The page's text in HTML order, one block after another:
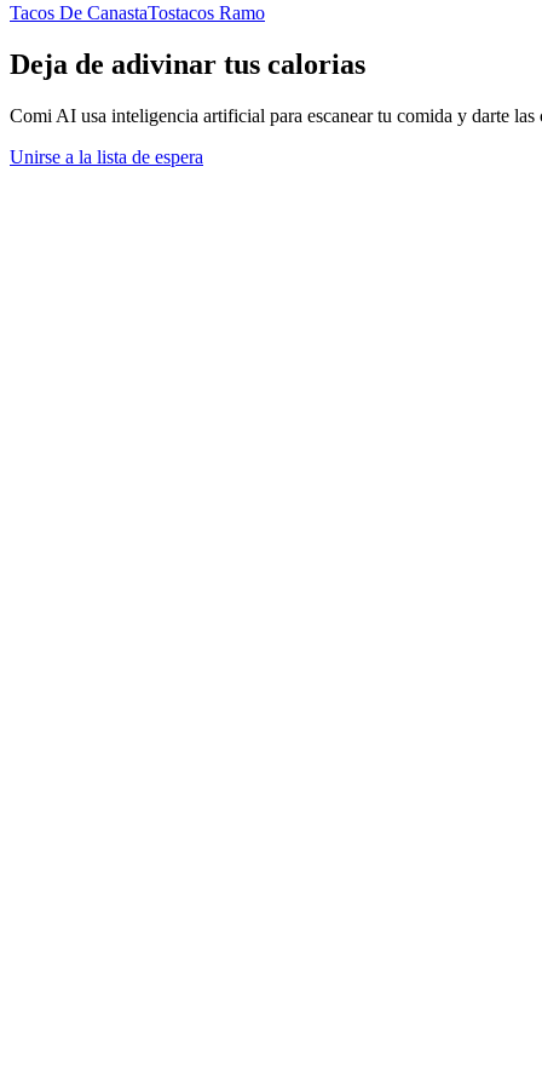
Tacos De CanastaTostacos Ramo
Deja de adivinar tus calorias
Comi AI usa inteligencia artificial para escanear tu comida y darte las
Unirse a la lista de espera